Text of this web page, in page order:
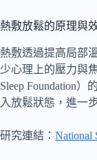
熱敷放鬆的原理與
熱敷透過提高局部
少心理上的壓力與
Sleep Foundation
入放鬆狀態，進一
研究連結： National